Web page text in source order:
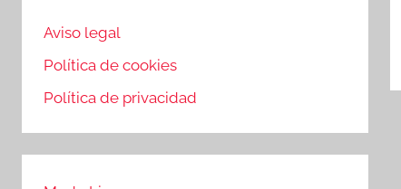
Aviso legal
Política de cookies
Política de privacidad